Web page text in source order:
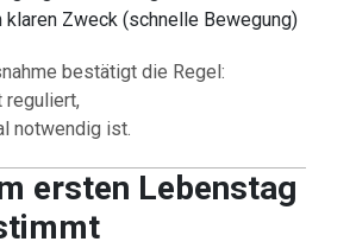
klaren Zweck (schnelle Bewegung)
bestätigt die Regel:
reguliert,
notwendig ist.
ersten Lebenstag